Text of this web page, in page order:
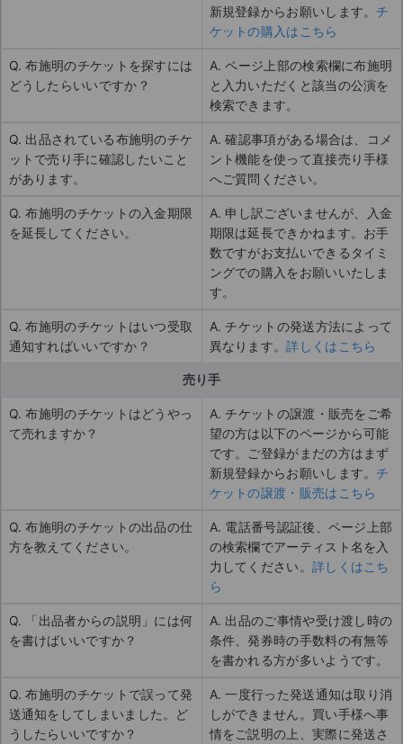
新規登録からお願いします。 チ
ケットの購入はこちら
Q. 布施明のチケットを探すには
どうしたらいいですか？
A. ページ上部の検索欄に布施明
と入力いただくと該当の公演を
検索できます。
Q. 出品されている布施明のチケ
ットで売り手に確認したいこと
があります。
A. 確認事項がある場合は、コメ
ント機能を使って直接売り手様
へご質問ください。
Q. 布施明のチケットの入金期限
を延長してください。
A. 申し訳ございませんが、入金
期限は延長できかねます。お手
数ですがお支払いできるタイミ
ングでの購入をお願いいたしま
す。
Q. 布施明のチケットはいつ受取
通知すればいいですか？
A. チケットの発送方法によって
異なります。詳しくはこちら
売り手
Q. 布施明のチケットはどうやっ
て売れますか？
A. チケットの譲渡・販売をご希
望の方は以下のページから可能
です。ご登録がまだの方はまず
新規登録からお願いします。 チ
ケットの譲渡・販売はこちら
Q. 布施明のチケットの出品の仕
方を教えてください。
A. 電話番号認証後、ページ上部
の検索欄でアーティスト名を入
力してください。 詳しくはこち
ら
Q. 「出品者からの説明」には何
を書けばいいですか？
A. 出品のご事情や受け渡し時の
条件、発券時の手数料の有無等
を書かれる方が多いようです。
Q. 布施明のチケットで誤って発
送通知をしてしまいました。ど
うしたらいいですか？
A. 一度行った発送通知は取り消
しができません。買い手様へ事
情をご説明の上、実際に発送さ